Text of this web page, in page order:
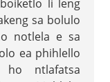
li leng
sa bolulo
notlela e sa
ea phihlello
ntlafatsa